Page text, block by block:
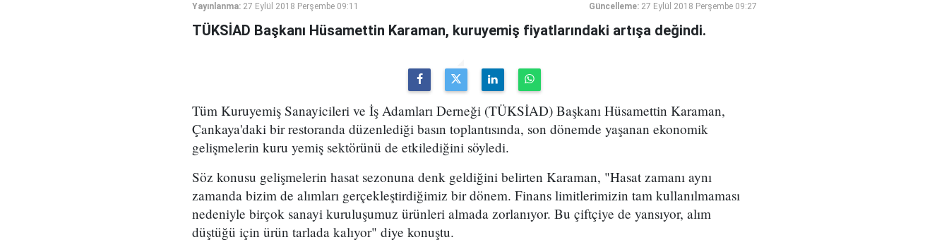
Yayınlanma: 27 Eylül 2018 Perşembe 09:11 Güncelleme: 27 Eylül 2018 Perşembe 09:27
TÜKSİAD Başkanı Hüsamettin Karaman, kuruyemiş fiyatlarındaki artışa değindi.
Tüm Kuruyemiş Sanayicileri ve İş Adamları Derneği (TÜKSİAD) Başkanı Hüsamettin Karaman,
Çankaya'daki bir restoranda düzenlediği basın toplantısında, son dönemde yaşanan ekonomik
gelişmelerin kuru yemiş sektörünü de etkilediğini söyledi.
Söz konusu gelişmelerin hasat sezonuna denk geldiğini belirten Karaman, "Hasat zamanı aynı
zamanda bizim de alımları gerçekleştirdiğimiz bir dönem. Finans limitlerimizin tam kullanılmaması
nedeniyle birçok sanayi kuruluşumuz ürünleri almada zorlanıyor. Bu çiftçiye de yansıyor, alım
düştüğü için ürün tarlada kalıyor" diye konuştu.